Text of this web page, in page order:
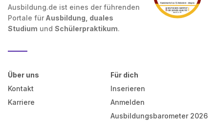
Ausbildung.de ist eines der führenden
Portale für Ausbildung, duales
Studium und Schülerpraktikum.
Über uns
Kontakt
Karriere
Für dich
Inserieren
Anmelden
Ausbildungsbarometer 2026